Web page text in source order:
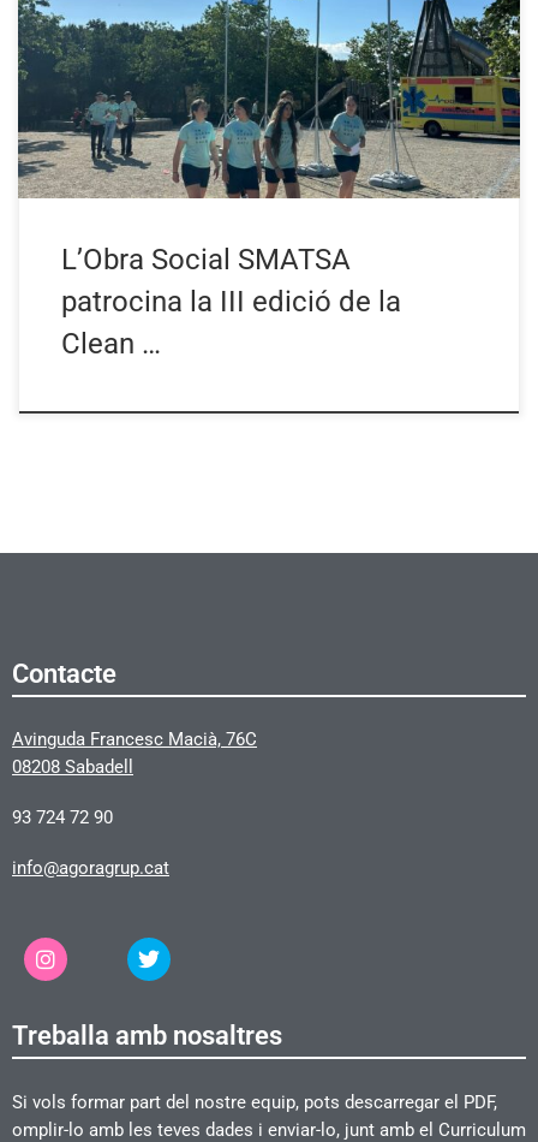
L’Obra Social SMATSA
patrocina la III edició de la
Clean …
Contacte
Avinguda Francesc Macià, 76C
08208 Sabadell
93 724 72 90
info@agoragrup.cat
Treballa amb nosaltres
Si vols formar part del nostre equip, pots descarregar el PDF,
omplir-lo amb les teves dades i enviar-lo, junt amb el Curriculum